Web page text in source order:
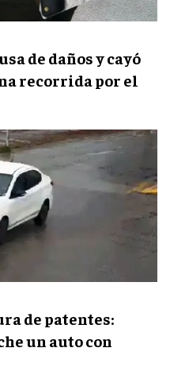
de daños y cayó
recorrida por el
de patentes:
un auto con